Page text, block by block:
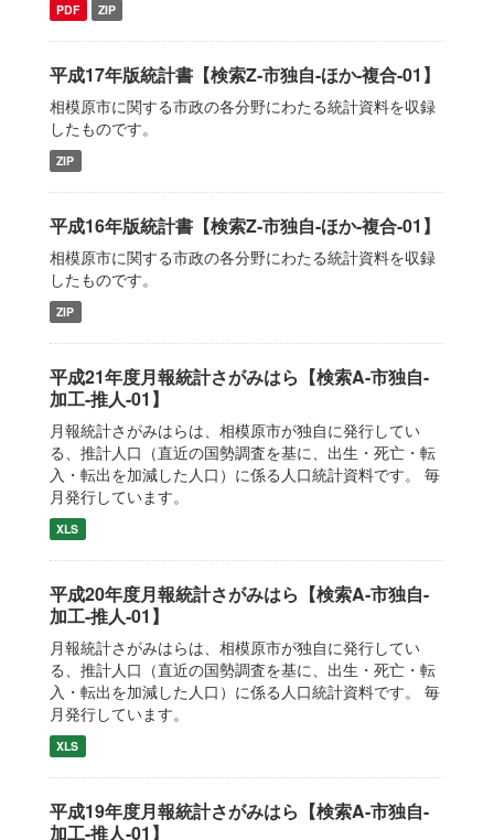
PDF ZIP
平成17年版統計書【検索Z-市独自-ほか-複合-01】
相模原市に関する市政の各分野にわたる統計資料を収録
したものです。
ZIP
平成16年版統計書【検索Z-市独自-ほか-複合-01】
相模原市に関する市政の各分野にわたる統計資料を収録
したものです。
ZIP
平成21年度月報統計さがみはら【検索A-市独自-
加工-推人-01】
月報統計さがみはらは、相模原市が独自に発行してい
る、推計人口（直近の国勢調査を基に、出生・死亡・転
入・転出を加減した人口）に係る人口統計資料です。 毎
月発行しています。
XLS
平成20年度月報統計さがみはら【検索A-市独自-
加工-推人-01】
月報統計さがみはらは、相模原市が独自に発行してい
る、推計人口（直近の国勢調査を基に、出生・死亡・転
入・転出を加減した人口）に係る人口統計資料です。 毎
月発行しています。
XLS
平成19年度月報統計さがみはら【検索A-市独自-
加工-推人-01】